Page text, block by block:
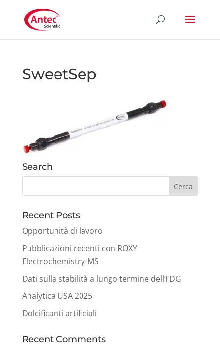
SweetSep
Search
Recent Posts
Opportunità di lavoro
Pubblicazioni recenti con ROXY
Electrochemistry-MS
Dati sulla stabilità a lungo termine dell’FDG
Analytica USA 2025
Dolcificanti artificiali
Recent Comments